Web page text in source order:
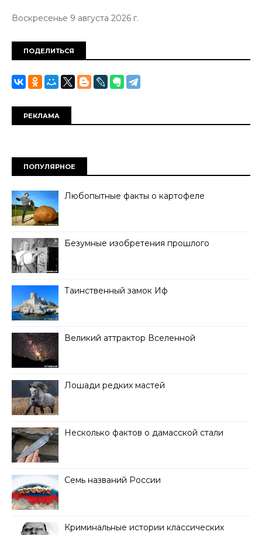
Воскресенье 9 августа 2026 г.
ПОДЕЛИТЬСЯ
РЕКЛАМА
ПОПУЛЯРНОЕ
Любопытные факты о картофеле
Безумные изобретения прошлого
Таинственный замок Иф
Великий аттрактор Вселенной
Лошади редких мастей
Несколько фактов о дамасской стали
Семь названий России
Криминальные истории классических